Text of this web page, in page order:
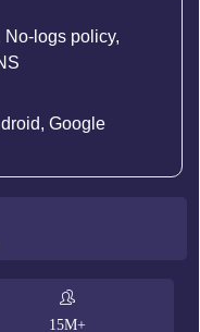
No-logs policy,
Google
15M+